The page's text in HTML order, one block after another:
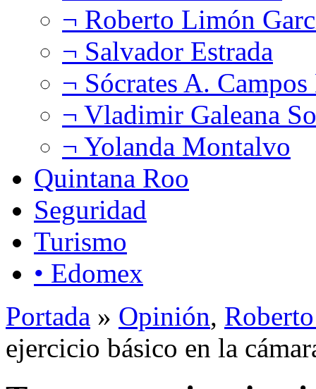
¬ Roberto Limón
¬ Salvador Estrada
¬ Sócrates A.
¬ Vladimir Galeana
¬ Yolanda Montalvo
Quintana Roo
Seguridad
Turismo
• Edomex
Portada » Opinión,
ejercicio básico en la